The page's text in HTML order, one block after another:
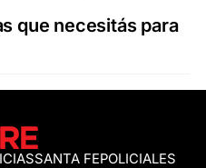
que necesitás para
SANTA FEPOLICIALES